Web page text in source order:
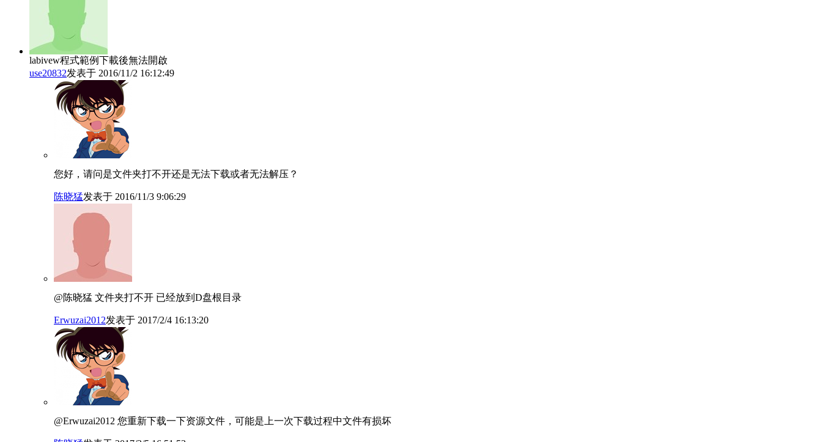
labivew程式範例下載後無法開啟
use20832发表于 2016/11/2 16:12:49
您好，请问是文件夹打不开还是无法下载或者无法解压？
陈晓猛发表于 2016/11/3 9:06:29
@陈晓猛 文件夹打不开 已经放到D盘根目录
Erwuzai2012发表于 2017/2/4 16:13:20
@Erwuzai2012 您重新下载一下资源文件，可能是上一次下载过程中文件有损坏